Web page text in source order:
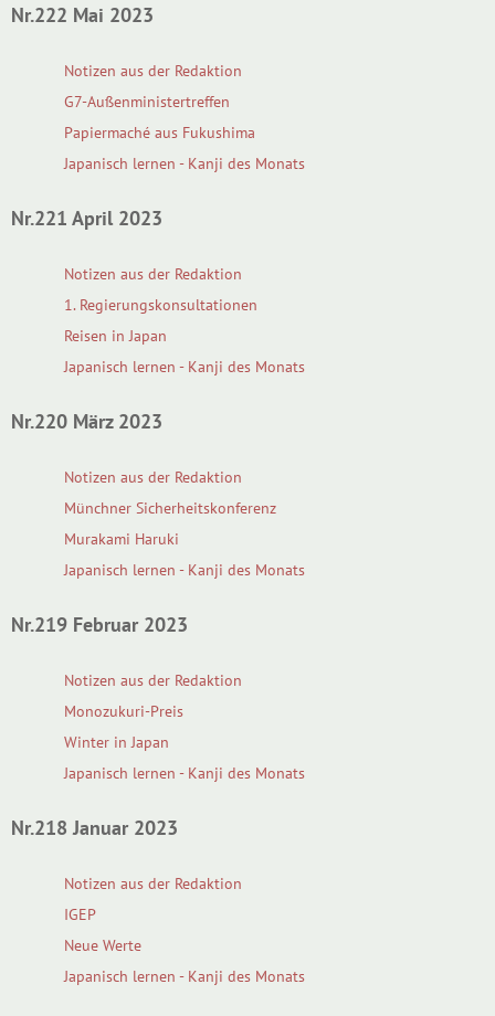
Nr.222 Mai 2023
Notizen aus der Redaktion
G7-Außenministertreffen
Papiermaché aus Fukushima
Japanisch lernen - Kanji des Monats
Nr.221 April 2023
Notizen aus der Redaktion
1. Regierungskonsultationen
Reisen in Japan
Japanisch lernen - Kanji des Monats
Nr.220 März 2023
Notizen aus der Redaktion
Münchner Sicherheitskonferenz
Murakami Haruki
Japanisch lernen - Kanji des Monats
Nr.219 Februar 2023
Notizen aus der Redaktion
Monozukuri-Preis
Winter in Japan
Japanisch lernen - Kanji des Monats
Nr.218 Januar 2023
Notizen aus der Redaktion
IGEP
Neue Werte
Japanisch lernen - Kanji des Monats